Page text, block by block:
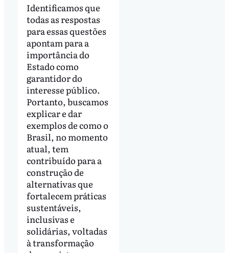
Identificamos que
todas as respostas
para essas questões
apontam para a
importância do
Estado como
garantidor do
interesse público.
Portanto, buscamos
explicar e dar
exemplos de como o
Brasil, no momento
atual, tem
contribuído para a
construção de
alternativas que
fortalecem práticas
sustentáveis,
inclusivas e
solidárias, voltadas
à transformação